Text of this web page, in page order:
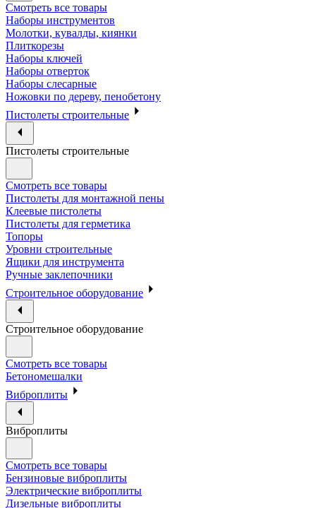
Смотреть все товары
Наборы инструментов
Молотки, кувалды, киянки
Плиткорезы
Наборы ключей
Наборы отверток
Наборы слесарные
Ножовки по дереву, пенобетону
Пистолеты строительные
Пистолеты строительные
Смотреть все товары
Пистолеты для монтажной пены
Клеевые пистолеты
Пистолеты для герметика
Топоры
Уровни строительные
Ящики для инструмента
Ручные заклепочники
Строительное оборудование
Строительное оборудование
Смотреть все товары
Бетономешалки
Виброплиты
Виброплиты
Смотреть все товары
Бензиновые виброплиты
Электрические виброплиты
Дизельные виброплиты